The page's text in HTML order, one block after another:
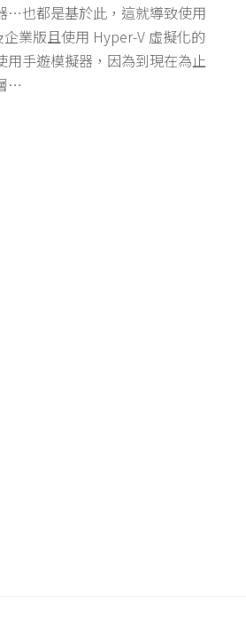
…也都是基於此，這就導致使用
業版且使用 Hyper-V 虛擬化的
用手遊模擬器，因為到現在為止
…